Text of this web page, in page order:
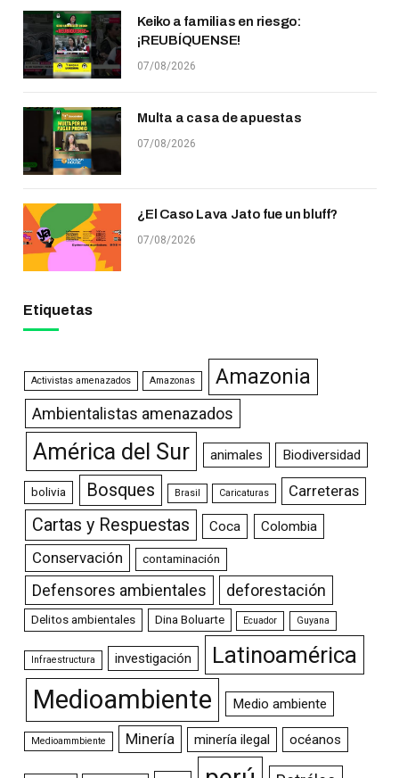
Keiko a familias en riesgo:
¡REUBÍQUENSE!
07/08/2026
Multa a casa de apuestas
07/08/2026
¿El Caso Lava Jato fue un bluff?
07/08/2026
Etiquetas
Activistas amenazados Amazonas Amazonia
Ambientalistas amenazados
América del Sur animales Biodiversidad
bolivia Bosques Brasil Caricaturas Carreteras
Cartas y Respuestas Coca Colombia
Conservación contaminación
Defensores ambientales deforestación
Delitos ambientales Dina Boluarte Ecuador Guyana
Infraestructura investigación Latinoamérica
Medioambiente Medio ambiente
Medioammbiente Minería minería ilegal océanos